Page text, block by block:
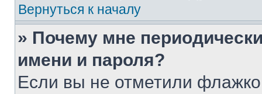
Вернуться к началу
» Почему мне
имени и пароля?
Если вы не отметили